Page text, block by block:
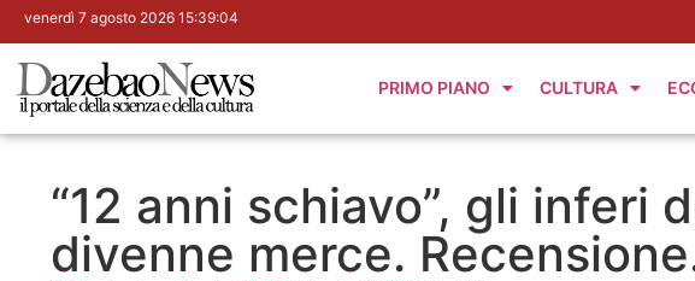
venerdì 7 agosto 2026 15:39:05
PRIMO PIANO CULTURA
“12 anni schiavo”, gli inferi
divenne merce.